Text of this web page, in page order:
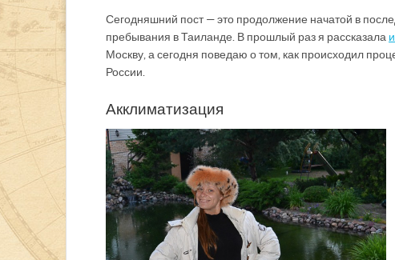
Сегодняшний пост — это продолжение начатой в
пребывания в Таиланде. В прошлый раз я рассказала
Москву, а сегодня поведаю о том, как происходил
России.
Акклиматизация